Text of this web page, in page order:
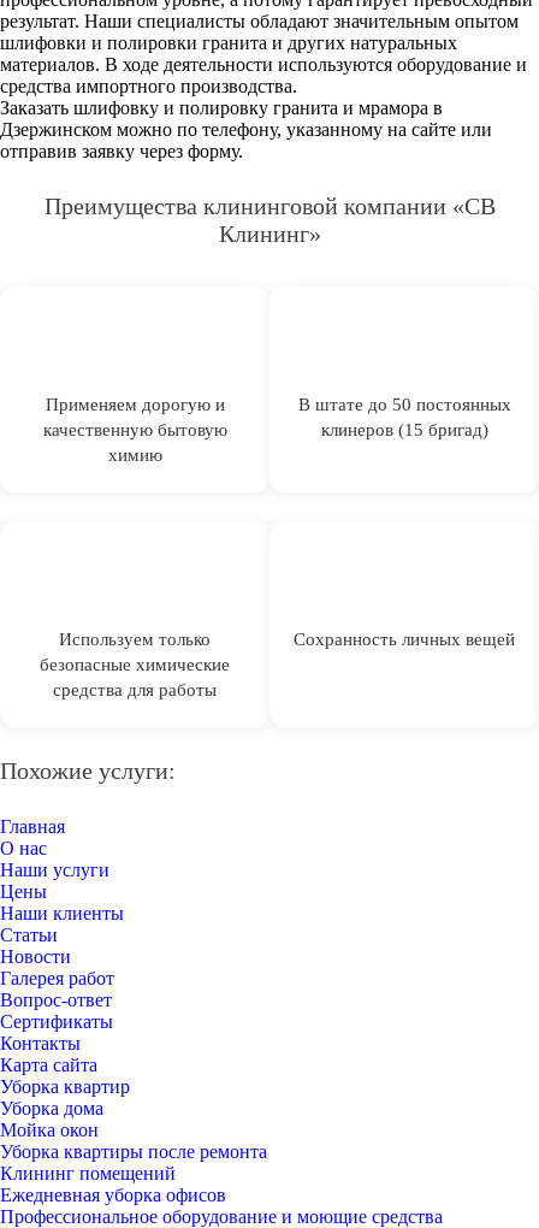
результат. Наши специалисты обладают значительным опытом
шлифовки и полировки гранита и других натуральных
материалов. В ходе деятельности используются оборудование и
средства импортного производства.
Заказать шлифовку и полировку гранита и мрамора в
Дзержинском можно по телефону, указанному на сайте или
отправив заявку через форму.
Преимущества клининговой компании «СВ
Клининг»
Применяем дорогую и
качественную бытовую
химию
В штате до 50 постоянных
клинеров (15 бригад)
Используем только
безопасные химические
средства для работы
Сохранность личных вещей
Похожие услуги:
Главная
О нас
Наши услуги
Цены
Наши клиенты
Статьи
Новости
Галерея работ
Вопрос-ответ
Сертификаты
Контакты
Карта сайта
Уборка квартир
Уборка дома
Мойка окон
Уборка квартиры после ремонта
Клининг помещений
Ежедневная уборка офисов
Профессиональное оборудование и моющие средства